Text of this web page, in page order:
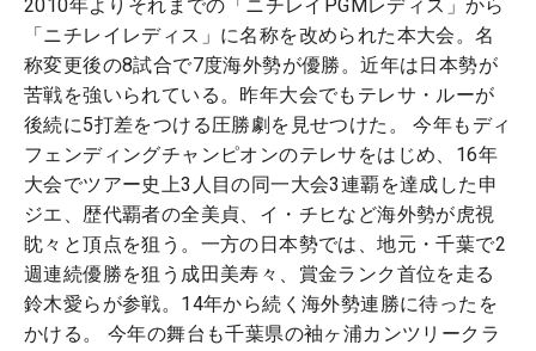
2010年よりそれまでの「ニチレイPGMレディス」から
「ニチレイレディス」に名称を改められた本大会。名
称変更後の8試合で7度海外勢が優勝。近年は日本勢が
苦戦を強いられている。昨年大会でもテレサ・ルーが
後続に5打差をつける圧勝劇を見せつけた。 今年もディ
フェンディングチャンピオンのテレサをはじめ、16年
大会でツアー史上3人目の同一大会3連覇を達成した申
ジエ、歴代覇者の全美貞、イ・チヒなど海外勢が虎視
眈々と頂点を狙う。一方の日本勢では、地元・千葉で2
週連続優勝を狙う成田美寿々、賞金ランク首位を走る
鈴木愛らが参戦。14年から続く海外勢連勝に待ったを
かける。 今年の舞台も千葉県の袖ヶ浦カンツリークラ